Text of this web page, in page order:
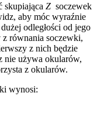
skupiająca Z soczewek
aby móc wyraźnie
odległości od jego
z równania soczewki,
z nich będzie
nie używa okularów,
z okularów.
wynosi: